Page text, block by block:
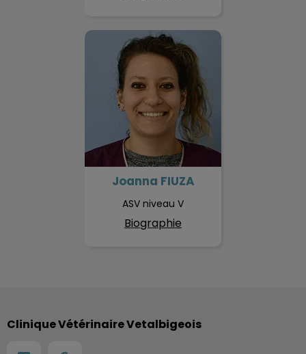
Joanna FIUZA
Joanna FIUZA
ASV niveau V
Biographie
Clinique Vétérinaire Vetalbigeois